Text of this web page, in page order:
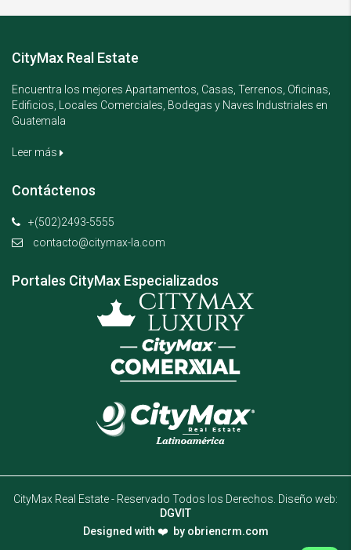
CityMax Real Estate
Encuentra los mejores Apartamentos, Casas, Terrenos, Oficinas,
Edificios, Locales Comerciales, Bodegas y Naves Industriales en
Guatemala
Leer más
Contáctenos
+(502)2493-5555
contacto@citymax-la.com
Portales CityMax Especializados
CityMax Real Estate - Reservado Todos los Derechos. Diseño web:
DGVIT
Designed with ❤️ by obriencrm.com